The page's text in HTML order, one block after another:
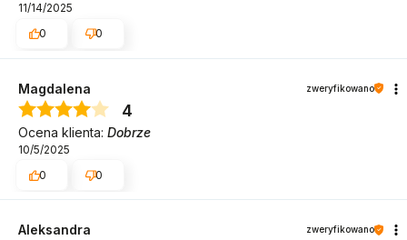
11/14/2025
0
0
Magdalena zweryfikowano
4
Ocena klienta: Dobrze
10/5/2025
0
0
Aleksandra zweryfikowano